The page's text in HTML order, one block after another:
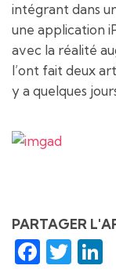
intégrant dans
une application
avec la réalité
l’ont fait deux
y a quelques
PARTAGER